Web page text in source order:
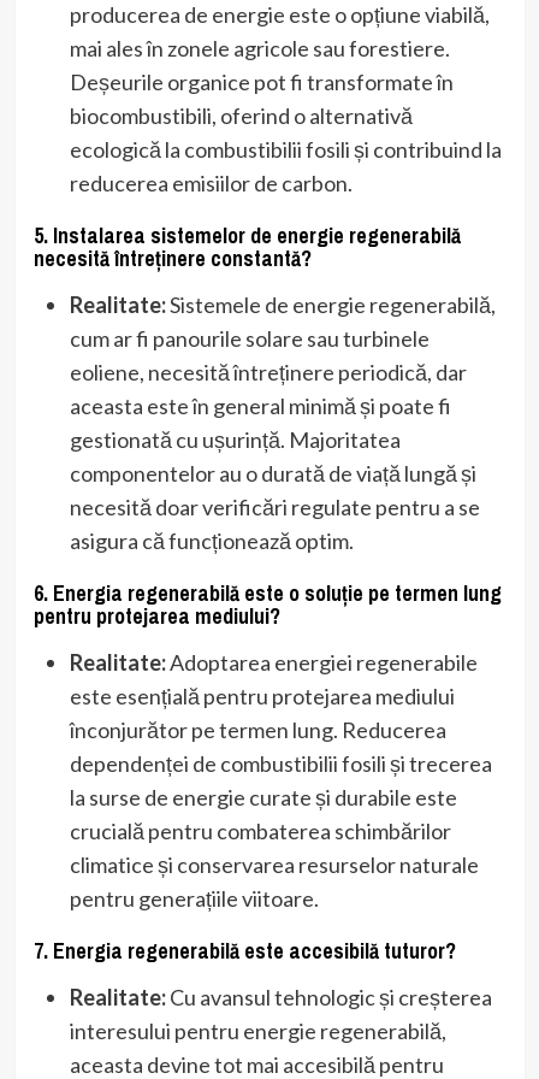
producerea de energie este o opțiune viabilă,
mai ales în zonele agricole sau forestiere.
Deșeurile organice pot fi transformate în
biocombustibili, oferind o alternativă
ecologică la combustibilii fosili și contribuind la
reducerea emisiilor de carbon.
5. Instalarea sistemelor de energie regenerabilă
necesită întreținere constantă?
Realitate:Sistemele de energie regenerabilă,
cum ar fi panourile solare sau turbinele
eoliene, necesită întreținere periodică, dar
aceasta este în general minimă și poate fi
gestionată cu ușurință. Majoritatea
componentelor au o durată de viață lungă și
necesită doar verificări regulate pentru a se
asigura că funcționează optim.
6. Energia regenerabilă este o soluție pe termen lung
pentru protejarea mediului?
Realitate:Adoptarea energiei regenerabile
este esențială pentru protejarea mediului
înconjurător pe termen lung. Reducerea
dependenței de combustibilii fosili și trecerea
la surse de energie curate și durabile este
crucială pentru combaterea schimbărilor
climatice și conservarea resurselor naturale
pentru generațiile viitoare.
7. Energia regenerabilă este accesibilă tuturor?
Realitate:Cu avansul tehnologic și creșterea
interesului pentru energie regenerabilă,
aceasta devine tot mai accesibilă pentru